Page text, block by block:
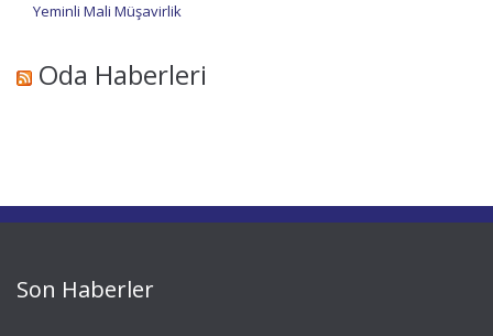
Yeminli Mali Müşavirlik
Oda Haberleri
Son Haberler